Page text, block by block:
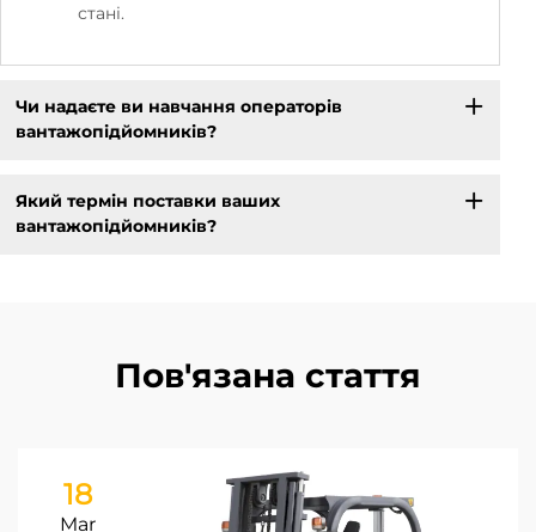
стані.
Чи надаєте ви навчання операторів
вантажопідйомників?
Який термін поставки ваших
вантажопідйомників?
Пов'язана стаття
18
Mar